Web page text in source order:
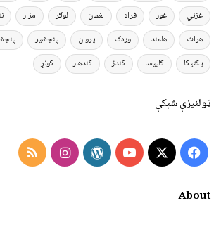
غزني
غور فراه لغمان لوګر مزار
هرات
هلمند وردګ پروان پنجشیر
پکتیکا
کاپیسا کندز کندهار کونړ
ټولنیزې شبکې
Facebook
X
YouTube
WordPress
Instagram
RSS
About